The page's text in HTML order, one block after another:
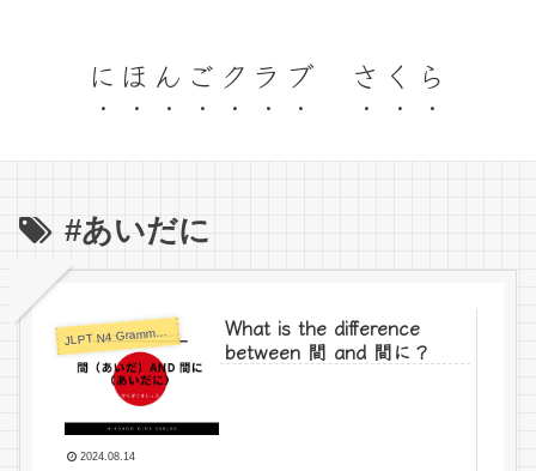
にほんごクラブ さくら
#あいだに
JLPT N4 Grammar Format
What is the difference
between 間 and 間に？
2024.08.14